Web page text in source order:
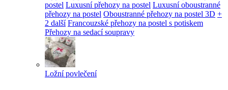
postel Luxusní přehozy na postel Luxusní oboustranné
přehozy na postel Oboustranné přehozy na postel 3D +
2 další Francouzské přehozy na postel s potiskem
Přehozy na sedací soupravy
Ložní povlečení